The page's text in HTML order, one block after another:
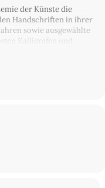
der Künste die
Handschriften in ihrer
sowie ausgewählte
Kalligrafen und
zu
Welt zwischen